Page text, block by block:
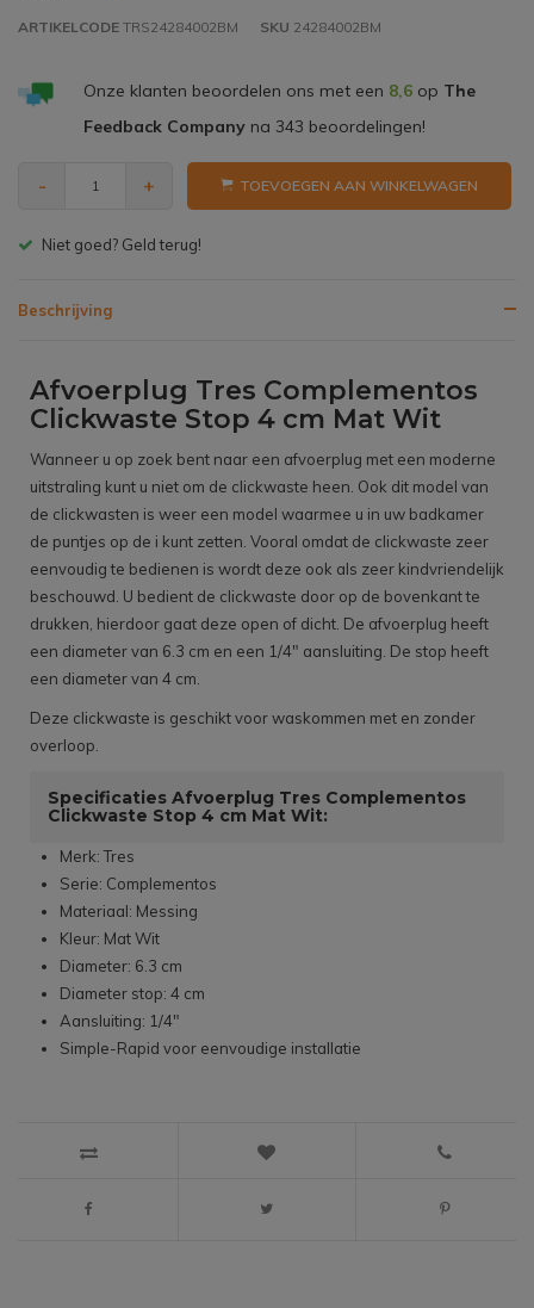
ARTIKELCODE TRS24284002BM SKU 24284002BM
Onze klanten beoordelen ons met een 8,6op The
Feedback Companyna 343 beoordelingen!
- + TOEVOEGEN AAN WINKELWAGEN
Gratis bezorgen v.a. € 150,- (NL)
Beschrijving
Afvoerplug Tres Complementos
Clickwaste Stop 4 cm Mat Wit
Wanneer u op zoek bent naar een afvoerplug met een moderne
uitstraling kunt u niet om de clickwaste heen. Ook dit model van
de clickwasten is weer een model waarmee u in uw badkamer
de puntjes op de i kunt zetten. Vooral omdat de clickwaste zeer
eenvoudig te bedienen is wordt deze ook als zeer kindvriendelijk
beschouwd. U bedient de clickwaste door op de bovenkant te
drukken, hierdoor gaat deze open of dicht. De afvoerplug heeft
een diameter van 6.3 cm en een 1/4" aansluiting. De stop heeft
een diameter van 4 cm.
Deze clickwaste is geschikt voor waskommen met en zonder
overloop.
Specificaties Afvoerplug Tres Complementos
Clickwaste Stop 4 cm Mat Wit:
Merk: Tres
Serie: Complementos
Materiaal: Messing
Kleur: Mat Wit
Diameter: 6.3 cm
Diameter stop: 4 cm
Aansluiting: 1/4"
Simple-Rapid voor eenvoudige installatie